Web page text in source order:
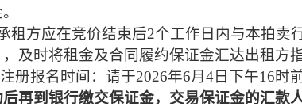
租方应在竞价结束后2个工作日内与本拍卖
及时将租金及合同履约保证金汇达出租方
册报名时间：请于2026年6月 4日下午16时
再到银行缴交保证金，交易保证金的汇款